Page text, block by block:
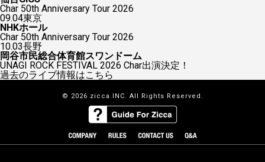
Char 50th Anniversary Tour 2026
09.04東京
NHKホール
Char 50th Anniversary Tour 2026
10.03長野
岡谷市民総合体育館スワンドーム
UNAGI ROCK FESTIVAL 2026 Char出演決定！
過去のライブ情報はこちら
© 2026 zicca.INC. All Rights Reserved.